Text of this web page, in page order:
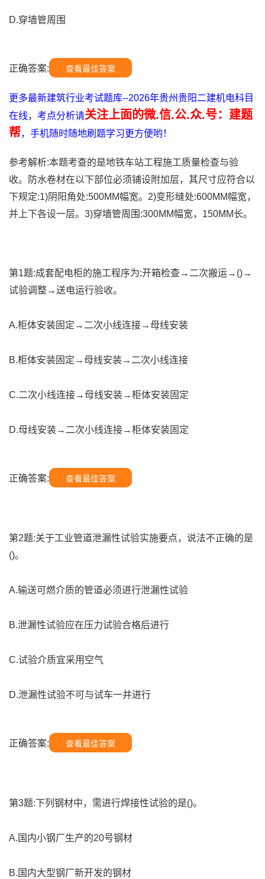
D.穿墙管周围
正确答案: 查看最佳答案
更多最新建筑行业考试题库--2026年贵州贵阳二建机电科目
在线，考点分析请关注上面的微.信.公.众.号：建题
帮，手机随时随地刷题学习更方便哟！
参考解析:本题考查的是地铁车站工程施工质量检查与验
收。防水卷材在以下部位必须铺设附加层，其尺寸应符合以
下规定:1)阴阳角处:500MM幅宽。2)变形缝处:600MM幅宽，
并上下各设一层。3)穿墙管周围:300MM幅宽，150MM长。
第1题:成套配电柜的施工程序为:开箱检查→二次搬运→()→
试验调整→送电运行验收。
A.柜体安装固定→二次小线连接→母线安装
B.柜体安装固定→母线安装→二次小线连接
C.二次小线连接→母线安装→柜体安装固定
D.母线安装→二次小线连接→柜体安装固定
正确答案: 查看最佳答案
第2题:关于工业管道泄漏性试验实施要点，说法不正确的是
()。
A.输送可燃介质的管道必须进行泄漏性试验
B.泄漏性试验应在压力试验合格后进行
C.试验介质宜采用空气
D.泄漏性试验不可与试车一并进行
正确答案: 查看最佳答案
第3题:下列钢材中，需进行焊接性试验的是()。
A.国内小钢厂生产的20号钢材
B.国内大型钢厂新开发的钢材